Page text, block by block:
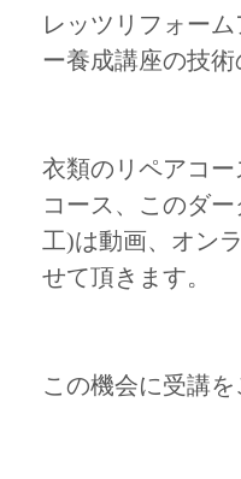
レッツリフォー
ー養成講座の技術
衣類のリペアコ
コース、このダ
工)は動画、オン
せて頂きます。
この機会に受講を